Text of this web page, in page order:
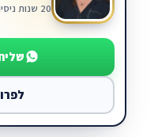
20 שנות ניסיון